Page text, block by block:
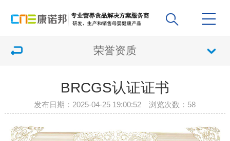
荣誉资质
BRCGS认证证书
发布日期：2025-04-25 19:00:52 浏览次数： 58